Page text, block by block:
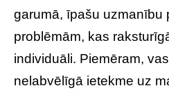
garumā, īpašu uzmanību
problēmām, kas
individuāli. Piemēram,
nelabvēlīgā ietekme uz